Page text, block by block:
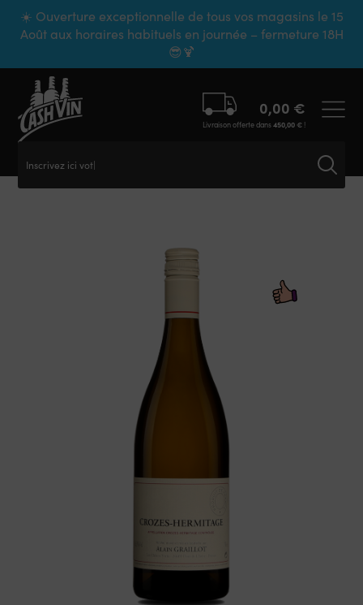
☀️ Ouverture exceptionnelle de tous vos magasins le 15
Août aux horaires habituels en journée – fermeture 18H
😎🍹
Inscrivez ici votre
0,00 €
Livraison offerte dans450,00 €!
Panneau de gestion des cookies